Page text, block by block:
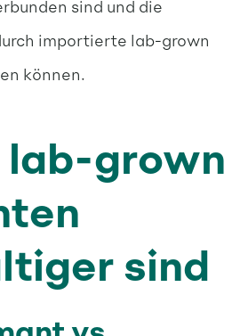
sind und die
importierte lab-grown
können.
lab-grown
sind